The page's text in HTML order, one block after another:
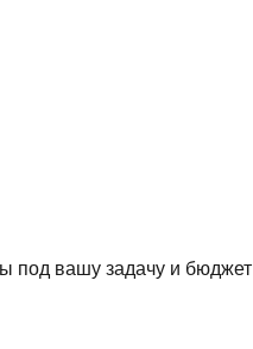
под вашу задачу и бюджет